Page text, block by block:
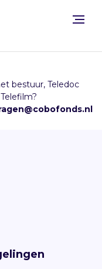
bestuur, Teledoc